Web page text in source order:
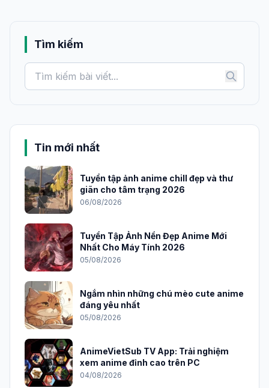
Tìm kiếm
Tin mới nhất
Tuyển tập ảnh anime chill đẹp và thư
giãn cho tâm trạng 2026
06/08/2026
Tuyển Tập Ảnh Nền Đẹp Anime Mới
Nhất Cho Máy Tính 2026
05/08/2026
Ngắm nhìn những chú mèo cute anime
đáng yêu nhất
05/08/2026
AnimeVietSub TV App: Trải nghiệm
xem anime đỉnh cao trên PC
04/08/2026